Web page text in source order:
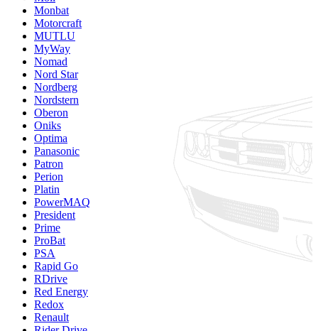
Monbat
Motorcraft
MUTLU
MyWay
Nomad
Nord Star
Nordberg
Nordstern
Oberon
Oniks
Optima
Panasonic
Patron
Perion
Platin
PowerMAQ
President
Prime
ProBat
PSA
Rapid Go
RDrive
Red Energy
Redox
Renault